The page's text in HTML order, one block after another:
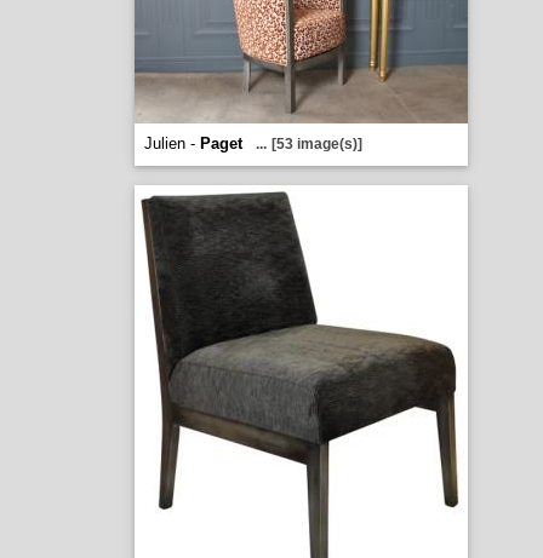
Julien - Paget ... [53 image(s)]